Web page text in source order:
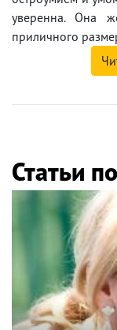
уверенна. Она
приличного
Статьи